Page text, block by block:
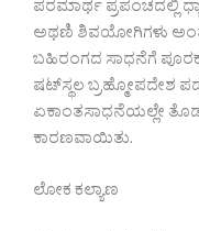
ಪರಮಾರ್ಥ ಪ್ರಪಂಚದಲ್ಲಿ
ಅಥಣಿ ಶಿವಯೋಗಿಗಳು
ಬಹಿರಂಗದ ಸಾಧನೆಗೆ
ಷಟ್​ಸ್ಥಲ ಬ್ರಹ್ಮೋಪದೇಶ
ಏಕಾಂತಸಾಧನೆಯಲ್ಲೇ
ಕಾರಣವಾಯಿತು.
ಲೋಕ ಕಲ್ಯಾಣ